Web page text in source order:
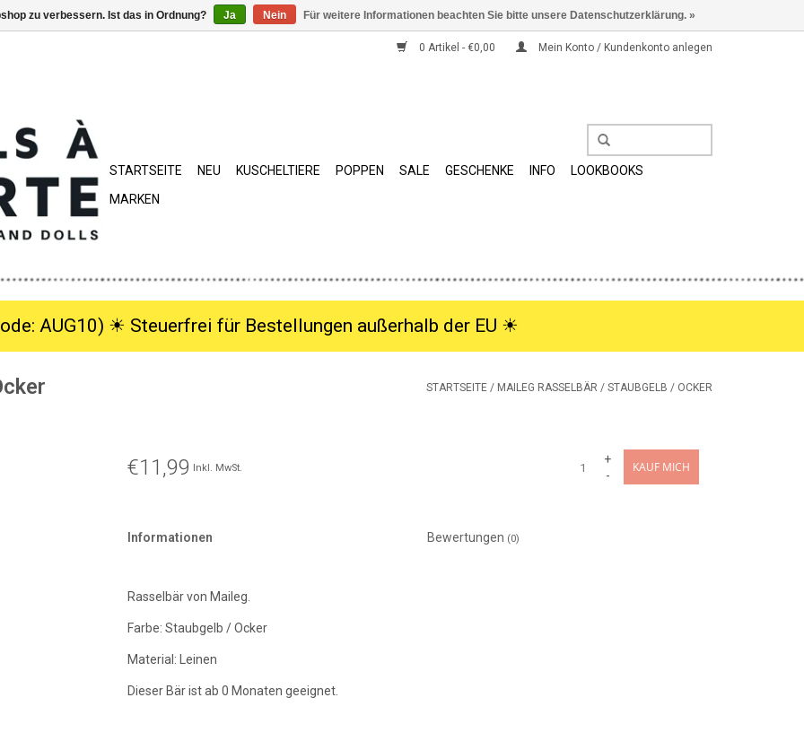
0 Artikel - €0,00 Mein Konto / Kundenkonto anlegen
STARTSEITE NEU KUSCHELTIERE POPPEN SALE GESCHENKE INFO
LOOKBOOKS
MARKEN
AUG10) ☀︎ Steuerfrei für Bestellungen außerhalb der EU ☀︎
STARTSEITE / MAILEG RASSELBÄR / STAUBGELB / OCKER
€11,99 Inkl. MwSt.
+
-
KAUF MICH
Informationen Bewertungen (0)
Rasselbär von Maileg.
Farbe: Staubgelb / Ocker
Material: Leinen
Dieser Bär ist ab 0 Monaten geeignet.
zu verbessern. Ist das in Ordnung? Ja Nein Für weitere Informationen beachten Sie bitte unsere Datenschutzerklärung. »